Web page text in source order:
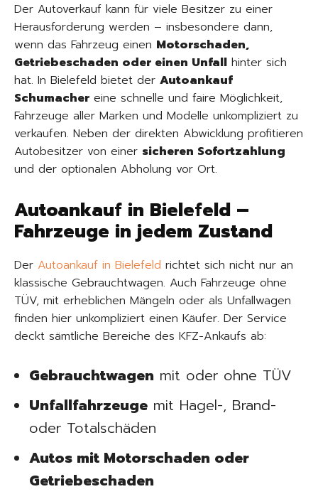
Der Autoverkauf kann für viele Besitzer zu einer
Herausforderung werden – insbesondere dann,
wenn das Fahrzeug einen Motorschaden,
Getriebeschaden oder einen Unfall hinter sich
hat. In Bielefeld bietet der Autoankauf
Schumacher eine schnelle und faire Möglichkeit,
Fahrzeuge aller Marken und Modelle unkompliziert zu
verkaufen. Neben der direkten Abwicklung profitieren
Autobesitzer von einer sicheren Sofortzahlung
und der optionalen Abholung vor Ort.
Autoankauf in Bielefeld –
Fahrzeuge in jedem Zustand
Der Autoankauf in Bielefeld richtet sich nicht nur an
klassische Gebrauchtwagen. Auch Fahrzeuge ohne
TÜV, mit erheblichen Mängeln oder als Unfallwagen
finden hier unkompliziert einen Käufer. Der Service
deckt sämtliche Bereiche des KFZ-Ankaufs ab:
Gebrauchtwagen mit oder ohne TÜV
Unfallfahrzeuge mit Hagel-, Brand-
oder Totalschäden
Autos mit Motorschaden oder
Getriebeschaden